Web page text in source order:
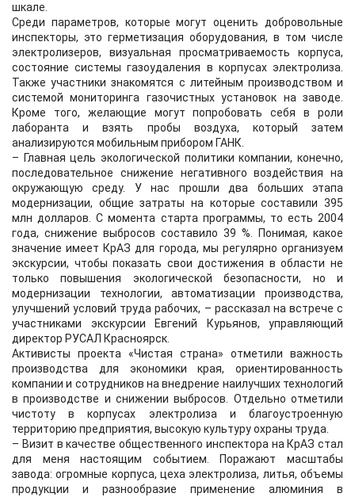
шкале.
Среди параметров, которые могут оценить добровольные
инспекторы, это герметизация оборудования, в том числе
электролизеров, визуальная просматриваемость корпуса,
состояние системы газоудаления в корпусах электролиза.
Также участники знакомятся с литейным производством и
системой мониторинга газочистных установок на заводе.
Кроме того, желающие могут попробовать себя в роли
лаборанта и взять пробы воздуха, который затем
анализируются мобильным прибором ГАНК.
– Главная цель экологической политики компании, конечно,
последовательное снижение негативного воздействия на
окружающую среду. У нас прошли два больших этапа
модернизации, общие затраты на которые составили 395
млн долларов. С момента старта программы, то есть 2004
года, снижение выбросов составило 39 %. Понимая, какое
значение имеет КрАЗ для города, мы регулярно организуем
экскурсии, чтобы показать свои достижения в области не
только повышения экологической безопасности, но и
модернизации технологии, автоматизации производства,
улучшений условий труда рабочих, – рассказал на встрече с
участниками экскурсии Евгений Курьянов, управляющий
директор РУСАЛ Красноярск.
Активисты проекта «Чистая страна» отметили важность
производства для экономики края, ориентированность
компании и сотрудников на внедрение наилучших технологий
в производстве и снижении выбросов. Отдельно отметили
чистоту в корпусах электролиза и благоустроенную
территорию предприятия, высокую культуру охраны труда.
– Визит в качестве общественного инспектора на КрАЗ стал
для меня настоящим событием. Поражают масштабы
завода: огромные корпуса, цеха электролиза, литья, объемы
продукции и разнообразие применение алюминия в